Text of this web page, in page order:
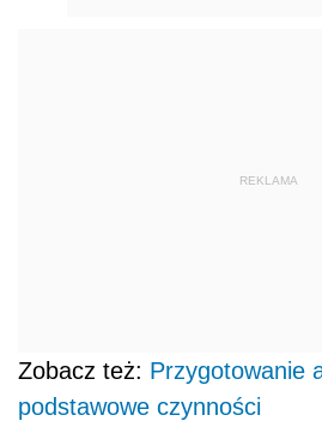
REKLAMA
Zobacz też: Przygotowanie
podstawowe czynności